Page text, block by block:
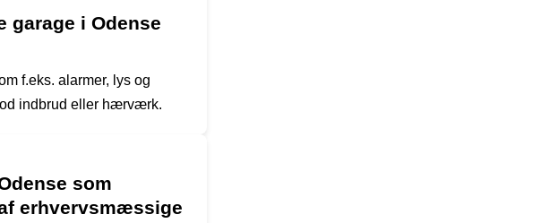
garage i Odense
f.eks. alarmer, lys og
indbrud eller hærværk.
som
erhvervsmæssige